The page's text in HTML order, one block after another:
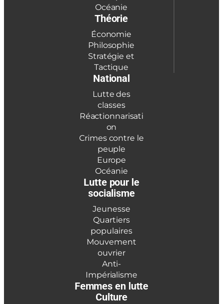
Océanie
Théorie
Économie
Philosophie
Stratégie et
Tactique
National
Lutte des
classes
Réactionnarisati
on
Crimes contre le
peuple
Europe
Océanie
Lutte pour le
socialisme
Jeunesse
Quartiers
populaires
Mouvement
ouvrier
Anti-
Impérialisme
Femmes en lutte
Culture